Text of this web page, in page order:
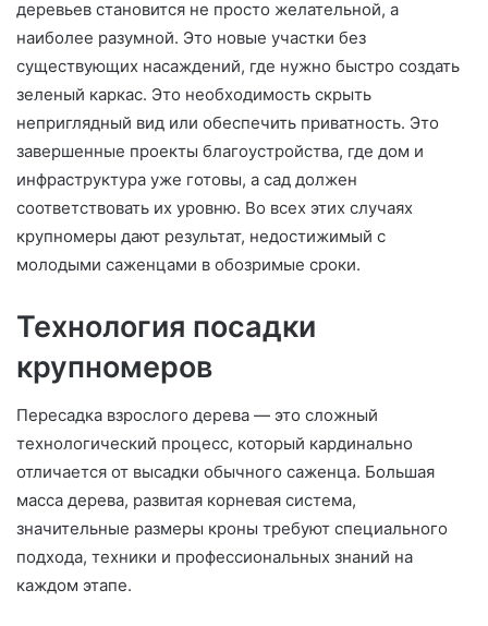
деревьев становится не просто желательной, а
наиболее разумной. Это новые участки без
существующих насаждений, где нужно быстро создать
зеленый каркас. Это необходимость скрыть
неприглядный вид или обеспечить приватность. Это
завершенные проекты благоустройства, где дом и
инфраструктура уже готовы, а сад должен
соответствовать их уровню. Во всех этих случаях
крупномеры дают результат, недостижимый с
молодыми саженцами в обозримые сроки.
Технология посадки
крупномеров
Пересадка взрослого дерева — это сложный
технологический процесс, который кардинально
отличается от высадки обычного саженца. Большая
масса дерева, развитая корневая система,
значительные размеры кроны требуют специального
подхода, техники и профессиональных знаний на
каждом этапе.